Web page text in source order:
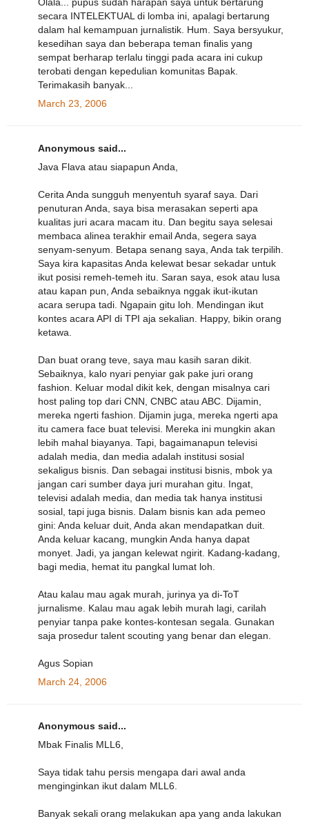
secara INTELEKTUAL di lomba ini, apalagi bertarung
dalam hal kemampuan jurnalistik. Hum. Saya bersyukur,
kesedihan saya dan beberapa teman finalis yang
sempat berharap terlalu tinggi pada acara ini cukup
terobati dengan kepedulian komunitas Bapak.
Terimakasih banyak...
March 23, 2006
Anonymous said...
Java Flava atau siapapun Anda,
Cerita Anda sungguh menyentuh syaraf saya. Dari
penuturan Anda, saya bisa merasakan seperti apa
kualitas juri acara macam itu. Dan begitu saya selesai
membaca alinea terakhir email Anda, segera saya
senyam-senyum. Betapa senang saya, Anda tak terpilih.
Saya kira kapasitas Anda kelewat besar sekadar untuk
ikut posisi remeh-temeh itu. Saran saya, esok atau lusa
atau kapan pun, Anda sebaiknya nggak ikut-ikutan
acara serupa tadi. Ngapain gitu loh. Mendingan ikut
kontes acara API di TPI aja sekalian. Happy, bikin orang
ketawa.
Dan buat orang teve, saya mau kasih saran dikit.
Sebaiknya, kalo nyari penyiar gak pake juri orang
fashion. Keluar modal dikit kek, dengan misalnya cari
host paling top dari CNN, CNBC atau ABC. Dijamin,
mereka ngerti fashion. Dijamin juga, mereka ngerti apa
itu camera face buat televisi. Mereka ini mungkin akan
lebih mahal biayanya. Tapi, bagaimanapun televisi
adalah media, dan media adalah institusi sosial
sekaligus bisnis. Dan sebagai institusi bisnis, mbok ya
jangan cari sumber daya juri murahan gitu. Ingat,
televisi adalah media, dan media tak hanya institusi
sosial, tapi juga bisnis. Dalam bisnis kan ada pemeo
gini: Anda keluar duit, Anda akan mendapatkan duit.
Anda keluar kacang, mungkin Anda hanya dapat
monyet. Jadi, ya jangan kelewat ngirit. Kadang-kadang,
bagi media, hemat itu pangkal lumat loh.
Atau kalau mau agak murah, jurinya ya di-ToT
jurnalisme. Kalau mau agak lebih murah lagi, carilah
penyiar tanpa pake kontes-kontesan segala. Gunakan
saja prosedur talent scouting yang benar dan elegan.
Agus Sopian
March 24, 2006
Anonymous said...
Mbak Finalis MLL6,
Saya tidak tahu persis mengapa dari awal anda
menginginkan ikut dalam MLL6.
Banyak sekali orang melakukan apa yang anda lakukan